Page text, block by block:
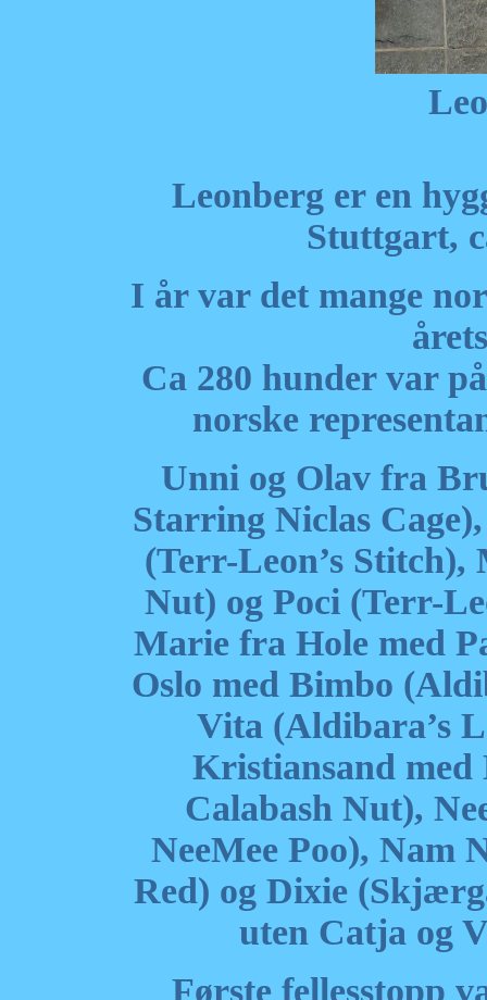
Leonberg er en
Stuttgart,
I år var det mange
Ca 280 hunder var
norske
Unni og Olav fra
Starring Niclas
(Terr-Leon’s
Nut) og Poci (Terr-
Marie fra Hole med
Oslo med Bimbo
Vita (Aldibara’s
Kristiansand med
Calabash Nut),
NeeMee Poo), Nam
Red) og Dixie
uten Catja og
Første fellesstopp